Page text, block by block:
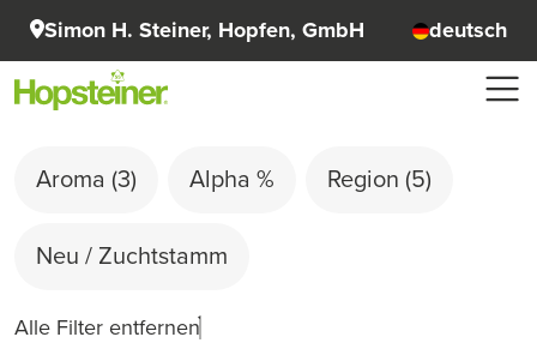
Simon H. Steiner, Hopfen, GmbH deutsch
Aroma (3) Alpha % Region (5)
Neu / Zuchtstamm
Alle Filter entfernen